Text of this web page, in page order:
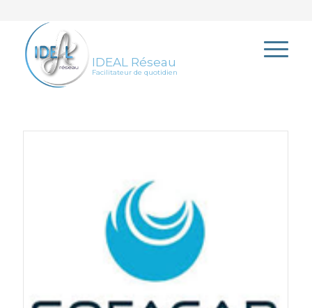
IDEAL Réseau
Facilitateur de quotidien